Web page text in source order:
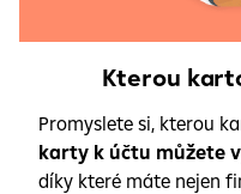
Kterou
Promyslete si, kterou
karty k účtu můžete
díky které máte nejen